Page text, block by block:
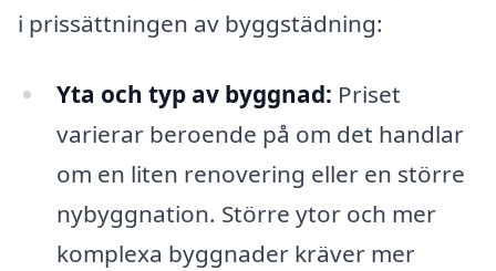
i prissättningen av byggstädning:
Yta och typ av byggnad: Priset
varierar beroende på om det handlar
om en liten renovering eller en större
nybyggnation. Större ytor och mer
komplexa byggnader kräver mer